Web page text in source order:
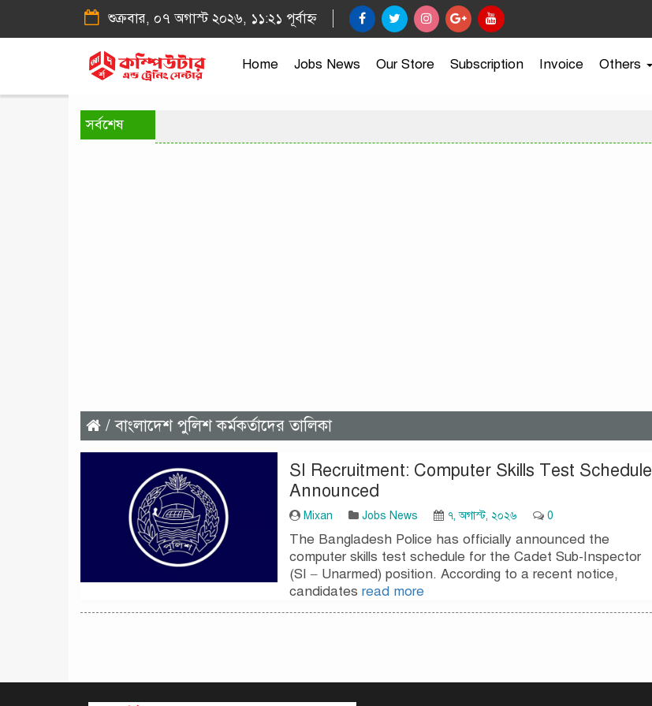
শুক্রবার, ০৭ অগাস্ট ২০২৬, ১১:২১ পূর্বাহ্ন
Home Jobs News Our Store Subscription Invoice Others
সর্বশেষ
/ বাংলাদেশ পুলিশ কর্মকর্তাদের তালিকা
SI Recruitment: Computer Skills Test Schedule
Announced
Mixan Jobs News ৭, অগাস্ট, ২০২৬ 0
The Bangladesh Police has officially announced the
computer skills test schedule for the Cadet Sub-Inspector
(SI – Unarmed) position. According to a recent notice,
candidates read more